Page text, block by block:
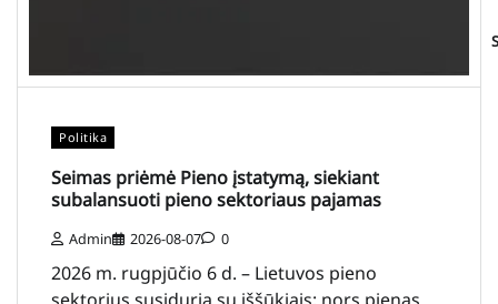
Politika
Seimas priėmė Pieno įstatymą, siekiant
subalansuoti pieno sektoriaus pajamas
Admin 2026-08-07 0
2026 m. rugpjūčio 6 d. – Lietuvos pieno